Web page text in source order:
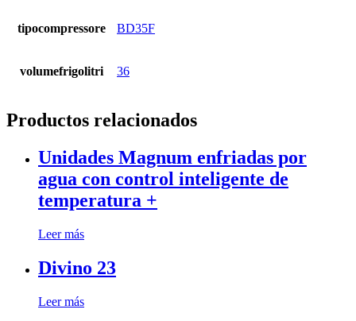
tipocompressore BD35F
volumefrigolitri 36
Productos relacionados
Unidades Magnum enfriadas por
agua con control inteligente de
temperatura +
Leer más
Divino 23
Leer más